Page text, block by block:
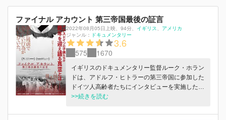
ファイナル アカウント 第三帝国最後の証言
2022年08月05日上映 94分 イギリス
アメリカ
ジャンル：
ドキュメンタリー
3.6
575 1670
イギリスのドキュメンタリー監督ルーク・ホラン
ドは、アドルフ・ヒトラーの第三帝国に参加した
ドイツ人高齢者たちにインタビューを実施した。
ホロコーストを直接目撃した、生存する最後の世
し、そのイデオロギーを神話とするナチスの精神
>>続きを読む